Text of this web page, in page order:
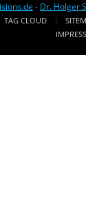
- Dr. Holger
TAG CLOUD